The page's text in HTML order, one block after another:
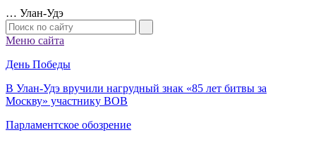
… Улан-Удэ
Меню сайта
День Победы
В Улан-Удэ вручили нагрудный знак «85 лет битвы за
Москву» участнику ВОВ
Парламентское обозрение